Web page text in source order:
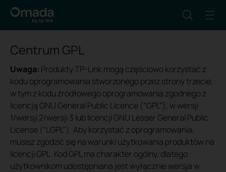
Centrum GPL
Uwaga: Produkty TP-Link mogą częściowo korzystać z
kodu oprogramowania stworzonego przez strony trzecie,
w tym z kodu źródłowego oprogramowania zgodnego z
licencją GNU General Public Licence (“GPL“), w wersji
1/wersji 2/wersji 3 lub licencji GNU Lesser General Public
License ("LGPL"). Aby korzystać z oprogramowania,
musisz zgodzić się na warunki użytkowania produktów na
licencji GPL. Kod GPL ma charakter ogólny, dlatego
użytkownikom udostępniana jest wyłącznie wersja w